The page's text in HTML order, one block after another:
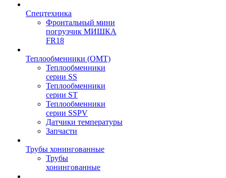
Спецтехника
Фронтальный мини
погрузчик МИШКА
FR18
Теплообменники (OMT)
Теплообменники
серии SS
Теплообменники
серии ST
Теплообменники
серии SSPV
Датчики температуры
Запчасти
Трубы хонингованные
Трубы
хонингованные